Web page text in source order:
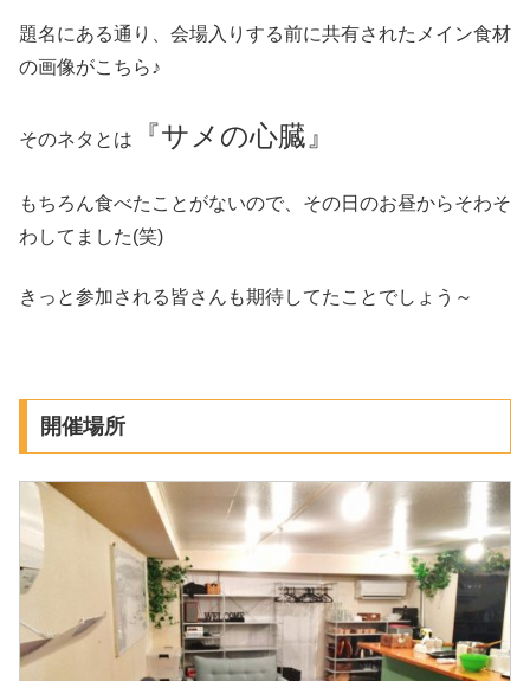
題名にある通り、会場入りする前に共有されたメイン食材
の画像がこちら♪
そのネタとは 『サメの心臓』
もちろん食べたことがないので、その日のお昼からそわそ
わしてました(笑)
きっと参加される皆さんも期待してたことでしょう～
開催場所